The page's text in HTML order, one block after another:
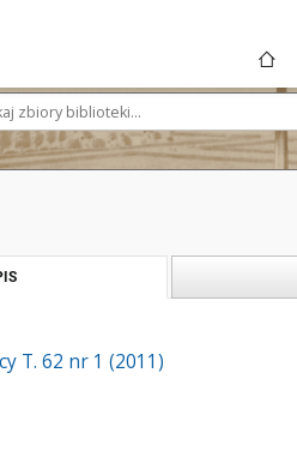
T. 62 nr 1 (2011)